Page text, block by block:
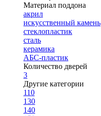
Материал поддона
акрил
искусственный камень
стеклопластик
сталь
керамика
АБС-пластик
Количество дверей
3
Другие категории
110
130
140